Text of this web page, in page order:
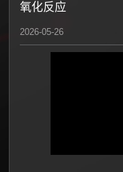
氧化反应
2026-05-26